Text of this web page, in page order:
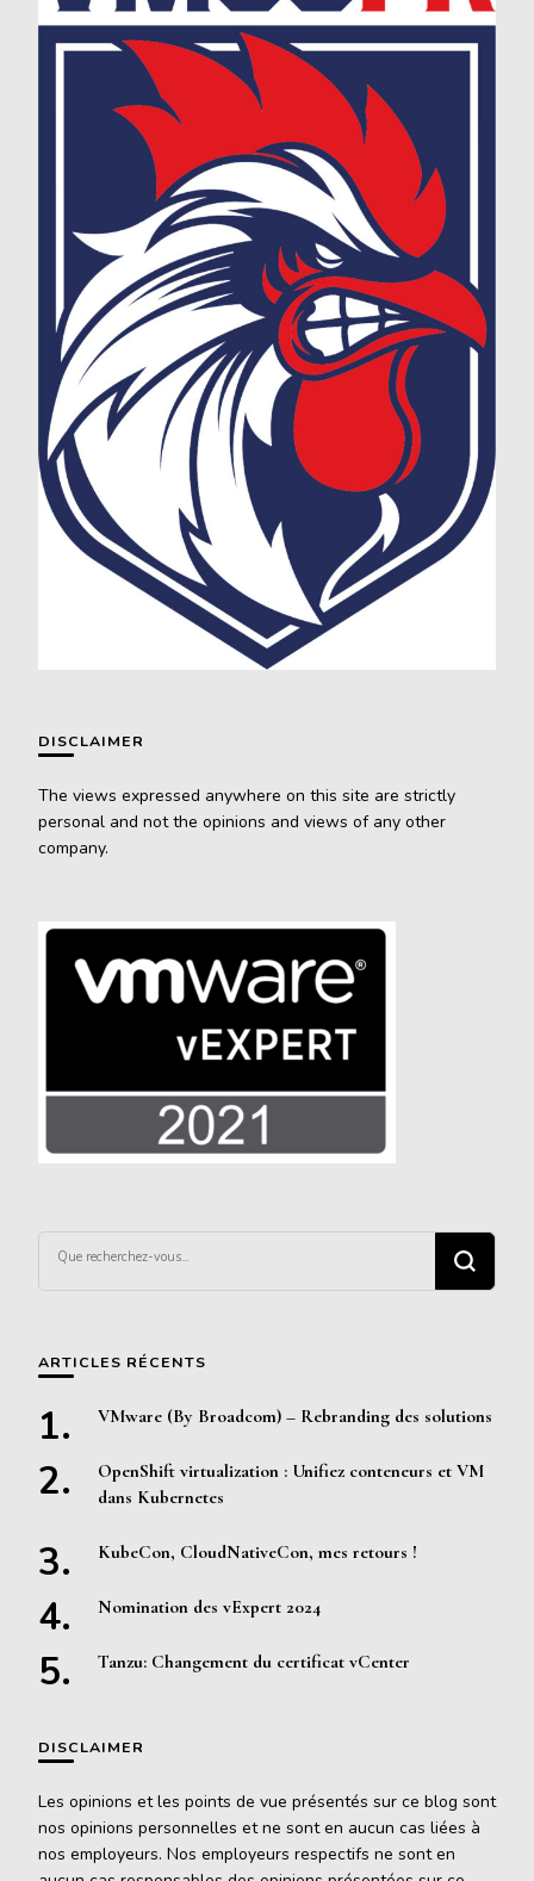
DISCLAIMER
The views expressed anywhere on this site are strictly
personal and not the opinions and views of any other
company.
recherchiez
quelque
ARTICLES RÉCENTS
VMware (By Broadcom) – Rebranding des solutions
OpenShift virtualization : Unifiez conteneurs et VM
dans Kubernetes
KubeCon, CloudNativeCon, mes retours !
Nomination des vExpert 2024
Tanzu: Changement du certificat vCenter
DISCLAIMER
Les opinions et les points de vue présentés sur ce blog sont
nos opinions personnelles et ne sont en aucun cas liées à
nos employeurs. Nos employeurs respectifs ne sont en